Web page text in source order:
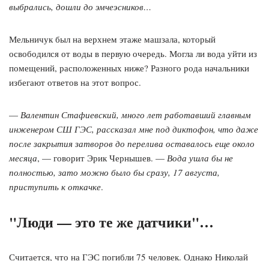
выбрались, дошли до эмчеэсников…
Мельничук был на верхнем этаже машзала, который
освободился от воды в первую очередь. Могла ли вода уйти из
помещений, расположенных ниже? Разного рода начальники
избегают ответов на этот вопрос.
— Валентин Стафиевский, много лет работавший главным
инженером СШ ГЭС, рассказал мне под диктофон, что даже
после закрытия затворов до перелива оставалось еще около
месяца, — говорит Эрик Чернышев. — Вода ушла бы не
полностью, зато можно было бы сразу, 17 августа,
приступить к откачке.
"Люди — это те же датчики"…
Считается, что на ГЭС погибли 75 человек. Однако Николай